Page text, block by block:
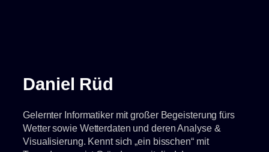
Daniel Rüd
Gelernter Informatiker mit großer Begeisterung fürs
Wetter sowie Wetterdaten und deren Analyse &
Visualisierung. Kennt sich „ein bisschen“ mit